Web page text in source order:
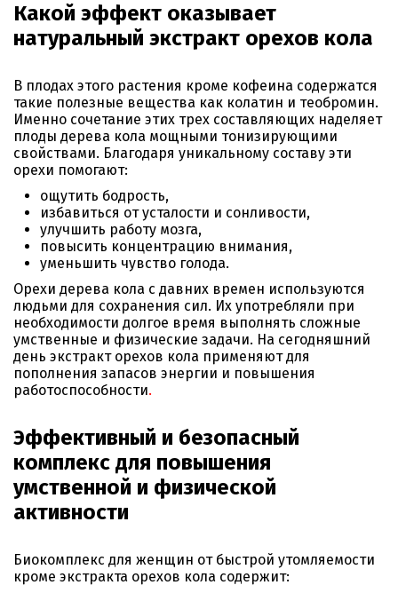
Какой эффект оказывает
натуральный экстракт орехов кола
В плодах этого растения кроме кофеина содержатся
такие полезные вещества как колатин и теобромин.
Именно сочетание этих трех составляющих наделяет
плоды дерева кола мощными тонизирующими
свойствами. Благодаря уникальному составу эти
орехи помогают:
ощутить бодрость,
избавиться от усталости и сонливости,
улучшить работу мозга,
повысить концентрацию внимания,
уменьшить чувство голода.
Орехи дерева кола с давних времен используются
людьми для сохранения сил. Их употребляли при
необходимости долгое время выполнять сложные
умственные и физические задачи. На сегодняшний
день экстракт орехов кола применяют для
пополнения запасов энергии и повышения
работоспособности.
Эффективный и безопасный
комплекс для повышения
умственной и физической
активности
Биокомплекс для женщин от быстрой утомляемости
кроме экстракта орехов кола содержит: